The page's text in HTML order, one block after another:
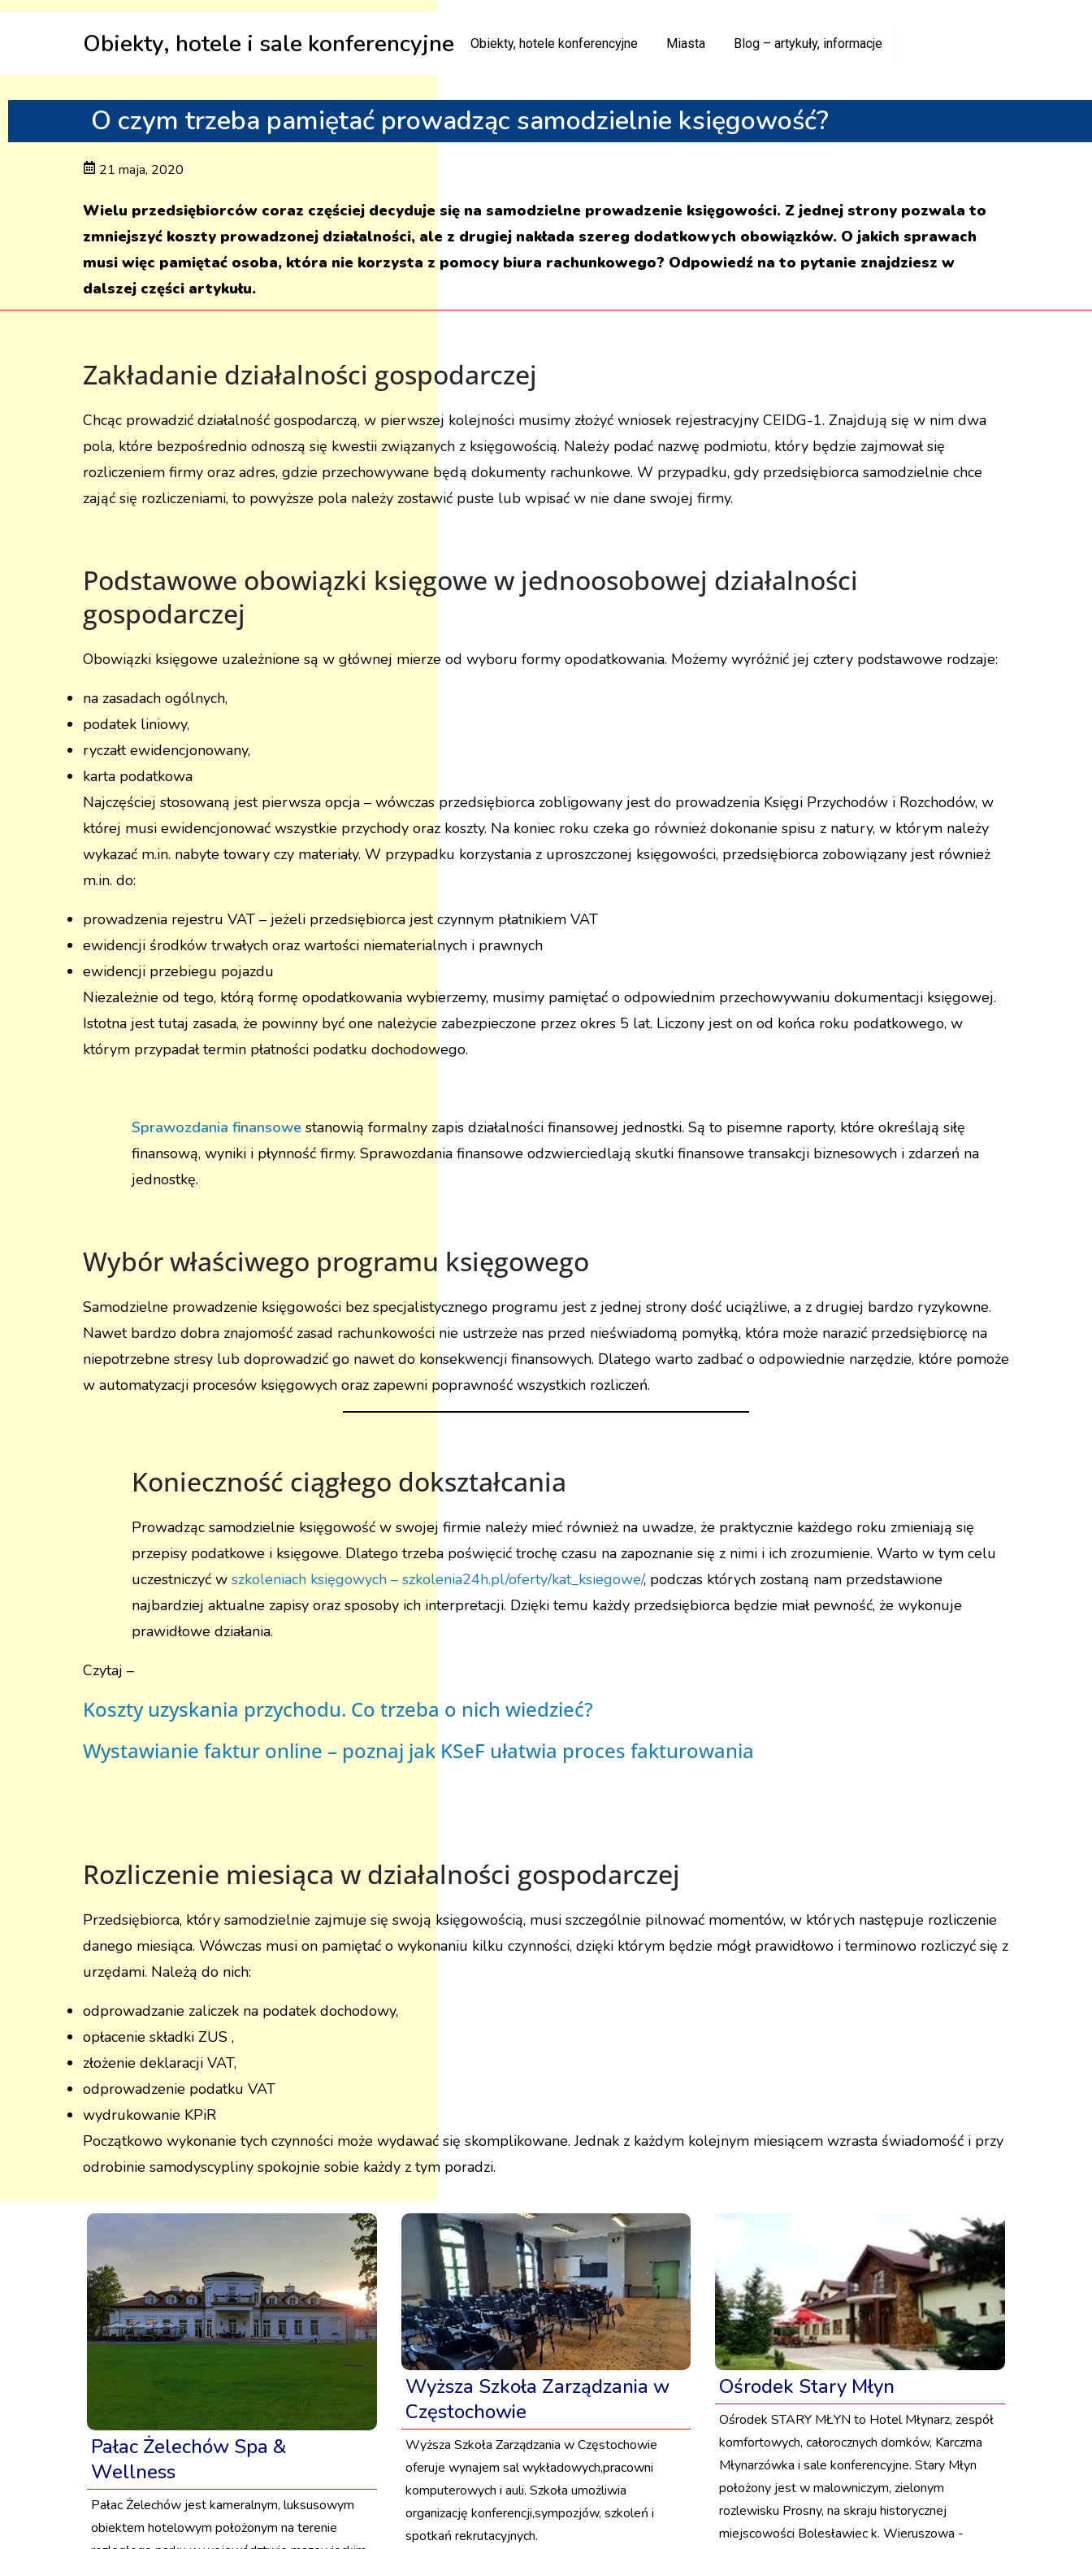
Obiekty, hotele i sale konferencyjne Obiekty, hotele konferencyjne Miasta Blog – artykuły, informacje
O czym trzeba pamiętać prowadząc samodzielnie księgowość?
21 maja, 2020
Wielu przedsiębiorców coraz częściej decyduje się na samodzielne prowadzenie księgowości. Z jednej strony pozwala to
zmniejszyć koszty prowadzonej działalności, ale z drugiej nakłada szereg dodatkowych obowiązków. O jakich sprawach
musi więc pamiętać osoba, która nie korzysta z pomocy biura rachunkowego? Odpowiedź na to pytanie znajdziesz w
dalszej części artykułu.
Zakładanie działalności gospodarczej
Chcąc prowadzić działalność gospodarczą, w pierwszej kolejności musimy złożyć wniosek rejestracyjny CEIDG-1. Znajdują się w nim dwa
pola, które bezpośrednio odnoszą się kwestii związanych z księgowością. Należy podać nazwę podmiotu, który będzie zajmował się
rozliczeniem firmy oraz adres, gdzie przechowywane będą dokumenty rachunkowe. W przypadku, gdy przedsiębiorca samodzielnie chce
zająć się rozliczeniami, to powyższe pola należy zostawić puste lub wpisać w nie dane swojej firmy.
Podstawowe obowiązki księgowe w jednoosobowej działalności
gospodarczej
Obowiązki księgowe uzależnione są w głównej mierze od wyboru formy opodatkowania. Możemy wyróżnić jej cztery podstawowe rodzaje:
na zasadach ogólnych,
podatek liniowy,
ryczałt ewidencjonowany,
karta podatkowa
Najczęściej stosowaną jest pierwsza opcja – wówczas przedsiębiorca zobligowany jest do prowadzenia Księgi Przychodów i Rozchodów, w
której musi ewidencjonować wszystkie przychody oraz koszty. Na koniec roku czeka go również dokonanie spisu z natury, w którym należy
wykazać m.in. nabyte towary czy materiały. W przypadku korzystania z uproszczonej księgowości, przedsiębiorca zobowiązany jest również
m.in. do:
prowadzenia rejestru VAT – jeżeli przedsiębiorca jest czynnym płatnikiem VAT
ewidencji środków trwałych oraz wartości niematerialnych i prawnych
ewidencji przebiegu pojazdu
Niezależnie od tego, którą formę opodatkowania wybierzemy, musimy pamiętać o odpowiednim przechowywaniu dokumentacji księgowej.
Istotna jest tutaj zasada, że powinny być one należycie zabezpieczone przez okres 5 lat. Liczony jest on od końca roku podatkowego, w
którym przypadał termin płatności podatku dochodowego.
Sprawozdania finansowe stanowią formalny zapis działalności finansowej jednostki. Są to pisemne raporty, które określają siłę
finansową, wyniki i płynność firmy. Sprawozdania finansowe odzwierciedlają skutki finansowe transakcji biznesowych i zdarzeń na
jednostkę.
Wybór właściwego programu księgowego
Samodzielne prowadzenie księgowości bez specjalistycznego programu jest z jednej strony dość uciążliwe, a z drugiej bardzo ryzykowne.
Nawet bardzo dobra znajomość zasad rachunkowości nie ustrzeże nas przed nieświadomą pomyłką, która może narazić przedsiębiorcę na
niepotrzebne stresy lub doprowadzić go nawet do konsekwencji finansowych. Dlatego warto zadbać o odpowiednie narzędzie, które pomoże
w automatyzacji procesów księgowych oraz zapewni poprawność wszystkich rozliczeń.
Konieczność ciągłego dokształcania
Prowadząc samodzielnie księgowość w swojej firmie należy mieć również na uwadze, że praktycznie każdego roku zmieniają się
przepisy podatkowe i księgowe. Dlatego trzeba poświęcić trochę czasu na zapoznanie się z nimi i ich zrozumienie. Warto w tym celu
uczestniczyć w szkoleniach księgowych – szkolenia24h.pl/oferty/kat_ksiegowe/, podczas których zostaną nam przedstawione
najbardziej aktualne zapisy oraz sposoby ich interpretacji. Dzięki temu każdy przedsiębiorca będzie miał pewność, że wykonuje
prawidłowe działania.
Czytaj –
Koszty uzyskania przychodu. Co trzeba o nich wiedzieć?
Wystawianie faktur online – poznaj jak KSeF ułatwia proces fakturowania
Rozliczenie miesiąca w działalności gospodarczej
Przedsiębiorca, który samodzielnie zajmuje się swoją księgowością, musi szczególnie pilnować momentów, w których następuje rozliczenie
danego miesiąca. Wówczas musi on pamiętać o wykonaniu kilku czynności, dzięki którym będzie mógł prawidłowo i terminowo rozliczyć się z
urzędami. Należą do nich:
odprowadzanie zaliczek na podatek dochodowy,
opłacenie składki ZUS ,
złożenie deklaracji VAT,
odprowadzenie podatku VAT
wydrukowanie KPiR
Początkowo wykonanie tych czynności może wydawać się skomplikowane. Jednak z każdym kolejnym miesiącem wzrasta świadomość i przy
odrobinie samodyscypliny spokojnie sobie każdy z tym poradzi.
Pałac Żelechów Spa &
Wellness
Pałac Żelechów jest kameralnym, luksusowym
obiektem hotelowym położonym na terenie
Wyższa Szkoła Zarządzania w
Częstochowie
Wyższa Szkoła Zarządzania w Częstochowie
oferuje wynajem sal wykładowych,pracowni
komputerowych i auli. Szkoła umożliwia
organizację konferencji,sympozjów, szkoleń i
spotkań rekrutacyjnych.
Ośrodek Stary Młyn
Ośrodek STARY MŁYN to Hotel Młynarz, zespół
komfortowych, całorocznych domków, Karczma
Młynarzówka i sale konferencyjne. Stary Młyn
położony jest w malowniczym, zielonym
rozlewisku Prosny, na skraju historycznej
miejscowości Bolesławiec k. Wieruszowa -